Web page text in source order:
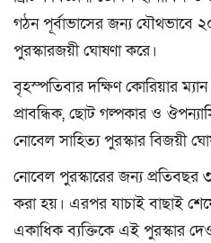
গঠন পূর্বাভাসের জন্য যৌথভাবে
পুরস্কারজয়ী ঘোষণা করে।
বৃহস্পতিবার দক্ষিণ কোরিয়ার
প্রাবন্ধিক, ছোট গল্পকার ও
নোবেল সাহিত্য পুরস্কার বিজয়ী
নোবেল পুরস্কারের জন্য
করা হয়। এরপর যাচাই বাছাই
একাধিক ব্যক্তিকে এই পুরস্কার